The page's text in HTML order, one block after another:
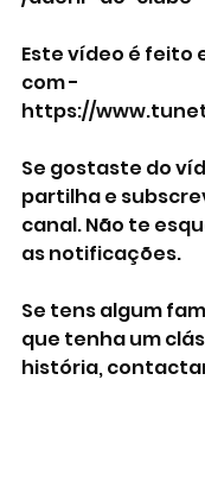
Este vídeo é feito
com -
https://
Se gostaste do
partilha e
canal. Não te
as notificações.
Se tens algum
que tenha um
história,